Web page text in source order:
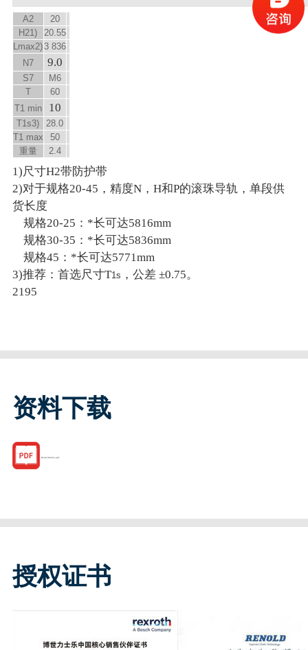
A2
20
H21)
20.55
Lmax2)3 836
N7 9.0
S7
M6
T
60
T1 min 10
T1s3)
28.0
T1 max
50
重量
2.4
1)尺寸H2带防护带
2)对于规格20-45，精度N，H和P的滚珠导轨，单段供
货长度
规格20-25：*长可达5816mm
规格30-35：*长可达5836mm
规格45：*长可达5771mm
3)推荐：首选尺寸T1s ，公差 ±0.75。
2195
资料下载
R160780331.pdf
授权证书